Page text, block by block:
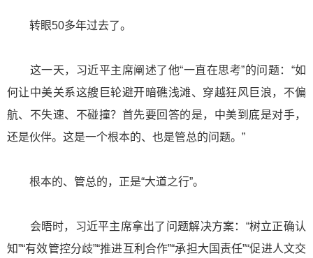
转眼50多年过去了。
这一天，习近平主席阐述了他“一直在思考”的问题：“如
何让中美关系这艘巨轮避开暗礁浅滩、穿越狂风巨浪，不偏
航、不失速、不碰撞？首先要回答的是，中美到底是对手，
还是伙伴。这是一个根本的、也是管总的问题。”
根本的、管总的，正是“大道之行”。
会晤时，习近平主席拿出了问题解决方案：“树立正确认
知”“有效管控分歧”“推进互利合作”“承担大国责任”“促进人文交